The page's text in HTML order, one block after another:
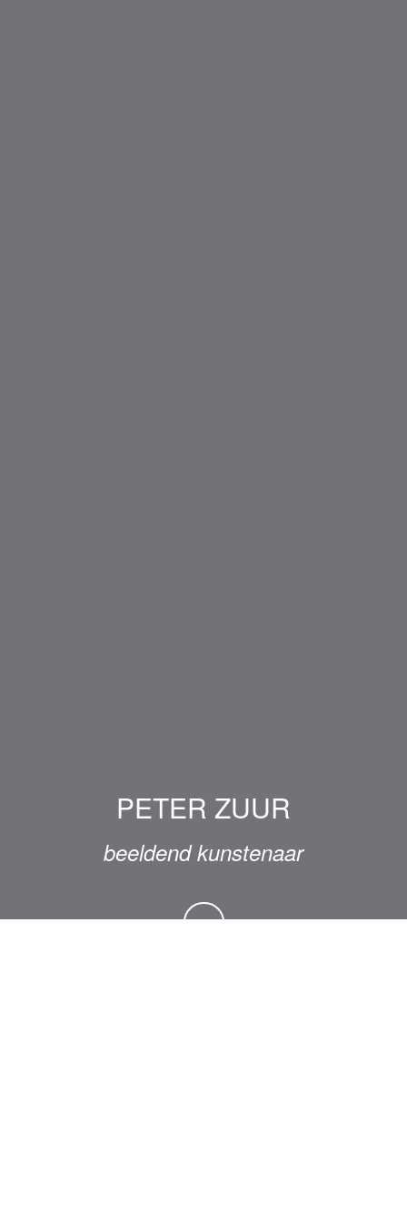
PETER ZUUR
beeldend kunstenaar